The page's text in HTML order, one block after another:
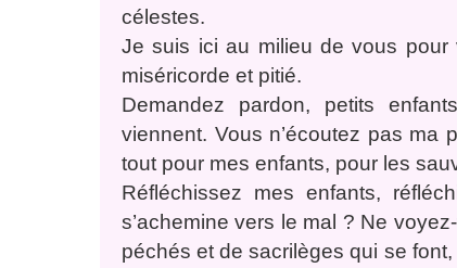
célestes.
Je suis ici au milieu de vous
miséricorde et pitié.
Demandez pardon, petits
viennent. Vous n’écoutez pas ma
tout pour mes enfants, pour les
Réfléchissez mes enfants,
s’achemine vers le mal ? Ne
péchés et de sacrilèges qui se